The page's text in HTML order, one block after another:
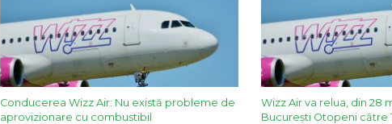
Conducerea Wizz Air: Nu există probleme de
aprovizionare cu combustibil
Wizz Air va relua, din 28
București Otopeni către